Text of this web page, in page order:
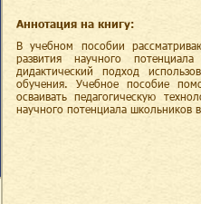
Аннотация на книгу:
В учебном пособии
развития научного
дидактический подход
обучения. Учебное пособие
осваивать педагогическую
научного потенциала школьников в